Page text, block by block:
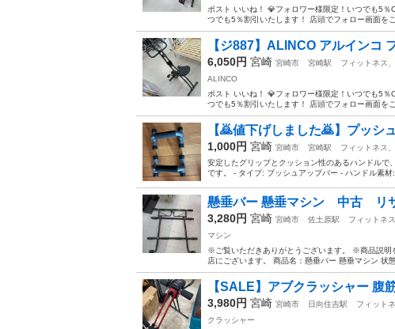
ポスト いいね！ 💎フォロワー様限定！いつでも5
つでも5％割引いたします！ 店頭でフォロー画面を
【ジ887】ALINCO アルインコ
6,050円 宮崎 宮崎市 宮崎駅
フィットネス
ALINCO
ポスト いいね！ 💎フォロワー様限定！いつでも5
つでも5％割引いたします！ 店頭でフォロー画面を
【🙇値下げしました🙇】プッシ
1,000円 宮崎 宮崎市 宮崎駅
フィットネス
安定したグリップとクッション性のあるハンドルで
です。 - タイプ: プッシュアップバー - ハンドル素
懸垂バー 懸垂マシン 中古 リ
3,280円 宮崎 宮崎市 佐土原駅
フィットネ
マシン
※ご覧いただきありがとうございます。 ※商品説明
店にございます。 商品名：懸垂バー 懸垂マシン
【SALE】アブクラッシャー
3,980円 宮崎 宮崎市 日向住吉駅
フィット
クラッシャー